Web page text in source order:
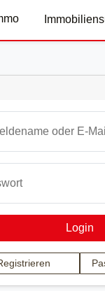
oder E-Mail
Login